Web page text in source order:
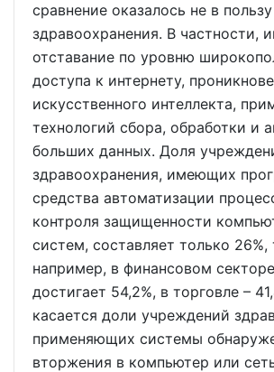
сравнение оказалось не в
здравоохранения. В частности,
отставание по уровню
доступа к интернету,
искусственного интеллекта,
технологий сбора, обработки и
больших данных. Доля
здравоохранения, имеющих
средства автоматизации
контроля защищенности
систем, составляет только 26%,
например, в финансовом
достигает 54,2%, в торговле –
касается доли учреждений
применяющих системы
вторжения в компьютер или